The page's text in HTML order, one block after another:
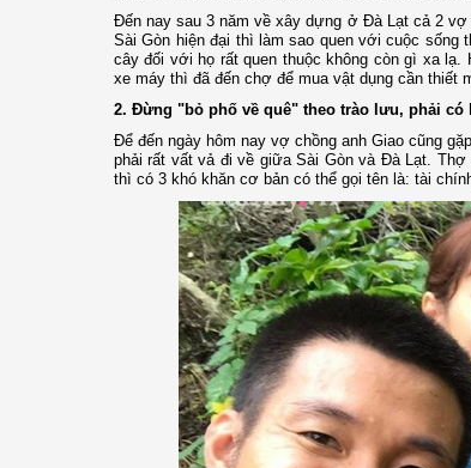
Đến nay sau 3 năm về xây dựng ở Đà Lạt cả 2
Sài Gòn hiện đại thì làm sao quen với cuộc
cây đối với họ rất quen thuộc không còn gì xa
xe máy thì đã đến chợ để mua vật dụng cần thiết
2. Đừng "bỏ phố về quê" theo trào lưu, phải có
Để đến ngày hôm nay vợ chồng anh Giao cũng
phải rất vất vả đi về giữa Sài Gòn và Đà Lạt.
thì có 3 khó khăn cơ bản có thể gọi tên là: tài